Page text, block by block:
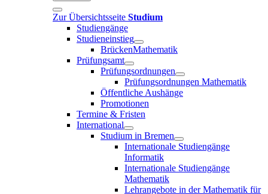
Zur Übersichtsseite Studium
Studiengänge
Studieneinstieg
BrückenMathematik
Prüfungsamt
Prüfungsordnungen
Prüfungsordnungen Mathematik
Öffentliche Aushänge
Promotionen
Termine & Fristen
International
Studium in Bremen
Internationale Studiengänge
Informatik
Internationale Studiengänge
Mathematik
Lehrangebote in der Mathematik für